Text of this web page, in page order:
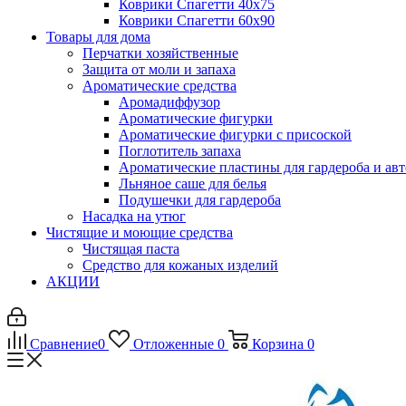
Коврики Спагетти 40х75
Коврики Спагетти 60х90
Товары для дома
Перчатки хозяйственные
Защита от моли и запаха
Ароматические средства
Аромадиффузор
Ароматические фигурки
Ароматические фигурки с присоской
Поглотитель запаха
Ароматические пластины для гардероба и
Льняное саше для белья
Подушечки для гардероба
Насадка на утюг
Чистящие и моющие средства
Чистящая паста
Средство для кожаных изделий
АКЦИИ
Сравнение0 Отложенные 0 Корзина 0